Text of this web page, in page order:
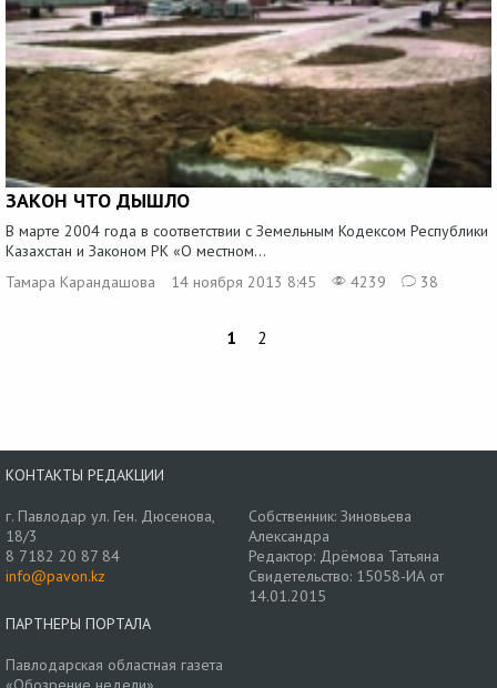
ЗАКОН ЧТО ДЫШЛО
В марте 2004 года в соответствии с Земельным Кодексом Республики
Казахстан и Законом РК «О местном...
Тамара Карандашова
14 ноября 2013 8:45 4239 38
1 2
КОНТАКТЫ РЕДАКЦИИ
г. Павлодар ул. Ген. Дюсенова,
18/3
8 7182 20 87 84
info@pavon.kz
Собственник: Зиновьева
Александра
Редактор: Дрёмова Татьяна
Свидетельство: 15058-ИА от
14.01.2015
ПАРТНЕРЫ ПОРТАЛА
Павлодарская областная газета